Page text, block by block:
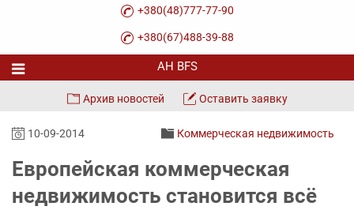
+380(48)777-77-90
+380(67)488-39-88
Архив новостей Оставить заявку
10-09-2014 Коммерческая недвижимость
Европейская коммерческая
недвижимость становится всё